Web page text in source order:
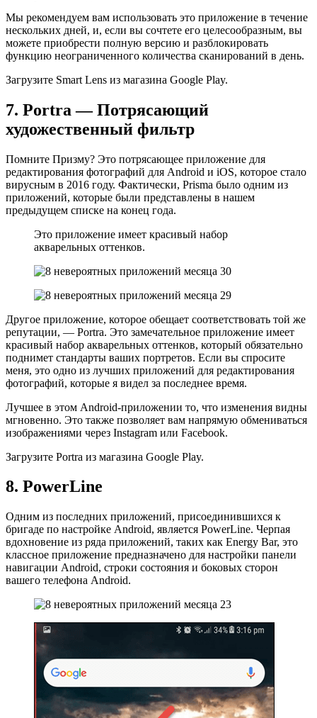
Мы рекомендуем вам использовать это приложение в течение
нескольких дней, и, если вы сочтете его целесообразным, вы
можете приобрести полную версию и разблокировать
функцию неограниченного количества сканирований в день.
Загрузите Smart Lens из магазина Google Play.
7. Portra — Потрясающий
художественный фильтр
Помните Призму? Это потрясающее приложение для
редактирования фотографий для Android и iOS, которое стало
вирусным в 2016 году. Фактически, Prisma было одним из
приложений, которые были представлены в нашем
предыдущем списке на конец года.
Это приложение имеет красивый набор
акварельных оттенков.
Другое приложение, которое обещает соответствовать той же
репутации, — Portra. Это замечательное приложение имеет
красивый набор акварельных оттенков, который обязательно
поднимет стандарты ваших портретов. Если вы спросите
меня, это одно из лучших приложений для редактирования
фотографий, которые я видел за последнее время.
Лучшее в этом Android-приложении то, что изменения видны
мгновенно. Это также позволяет вам напрямую обмениваться
изображениями через Instagram или Facebook.
Загрузите Portra из магазина Google Play.
8. PowerLine
Одним из последних приложений, присоединившихся к
бригаде по настройке Android, является PowerLine. Черпая
вдохновение из ряда приложений, таких как Energy Bar, это
классное приложение предназначено для настройки панели
навигации Android, строки состояния и боковых сторон
вашего телефона Android.